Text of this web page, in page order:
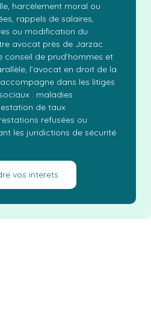
harcèlement moral ou
rappels de salaires,
ou modification du
avocat près de Jarzac
conseil de prud’hommes et
l’avocat en droit de la
dans les litiges
: maladies
de taux
refusées ou
les juridictions de sécurité
vos interets